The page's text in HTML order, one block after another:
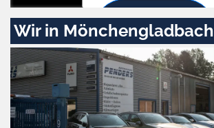
Zustimmen
und
aktivieren
Wir in Mönchengladbach